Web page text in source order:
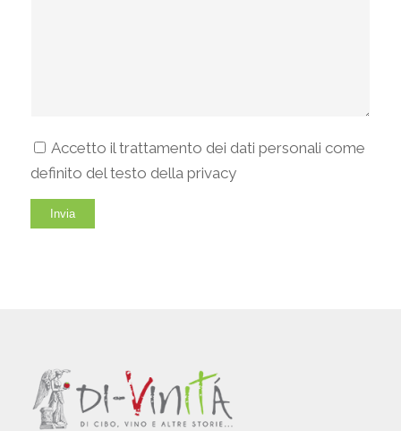
Accetto il trattamento dei dati personali come
definito del testo della privacy